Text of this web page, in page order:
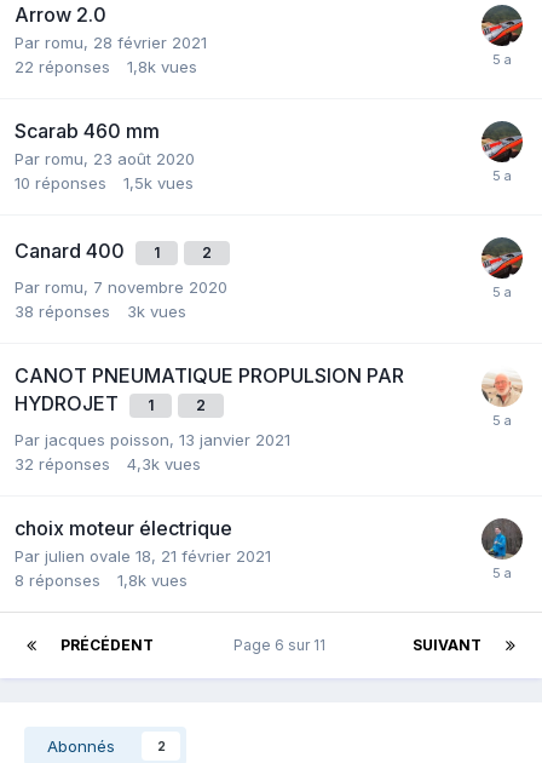
Arrow 2.0
Par romu, 28 février 2021
22 réponses 1,8k vues
Scarab 460 mm
Par romu, 23 août 2020
10 réponses 1,5k vues
Canard 400 1 2
Par romu, 7 novembre 2020
38 réponses 3k vues
CANOT PNEUMATIQUE PROPULSION PAR
HYDROJET
1 2
Par jacques poisson, 13 janvier 2021
32 réponses 4,3k vues
choix moteur électrique
Par julien ovale 18, 21 février 2021
8 réponses 1,8k vues
PRÉCÉDENT SUIVANT
Page 6 sur 11
Abonnés 2